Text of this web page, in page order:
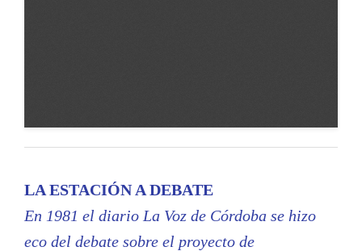
LA ESTACIÓN A DEBATE
En 1981 el diario La Voz de Córdoba se hizo
eco del debate sobre el proyecto de